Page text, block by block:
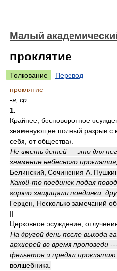
Малый
проклятие
Толкование
Перевод
проклятие
-я, ср.
1.
Крайнее, бесповоротное
знаменующее полный разрыв с
себя, от общества).
Не иметь детей — это для
знамение небесного
Белинский, Сочинения А.
Какой-то поединок подал
горячо защищали поединки,
Герцен, Несколько замечаний
||
Церковное осуждение,
На другой день после выхода
архиерей во время проповеди
фельетон и предал проклятию
волшебника.